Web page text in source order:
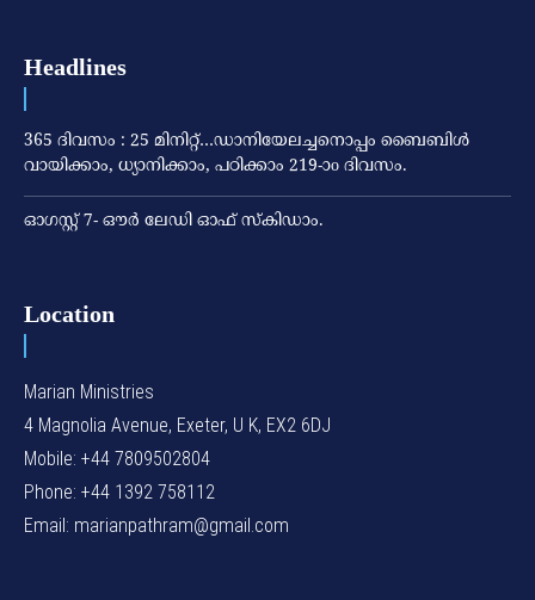
Headlines
365 ദിവസം : 25 മിനിറ്റ്…ഡാനിയേലച്ചനൊപ്പം ബൈബിൾ
വായിക്കാം, ധ്യാനിക്കാം, പഠിക്കാം 219-ാo ദിവസം.
ഓഗസ്റ്റ് 7- ഔര്‍ ലേഡി ഓഫ് സ്‌കിഡാം.
Location
Marian Ministries
4 Magnolia Avenue, Exeter, U K, EX2 6DJ
Mobile: +44 7809502804
Phone: +44 1392 758112
Email: marianpathram@gmail.com